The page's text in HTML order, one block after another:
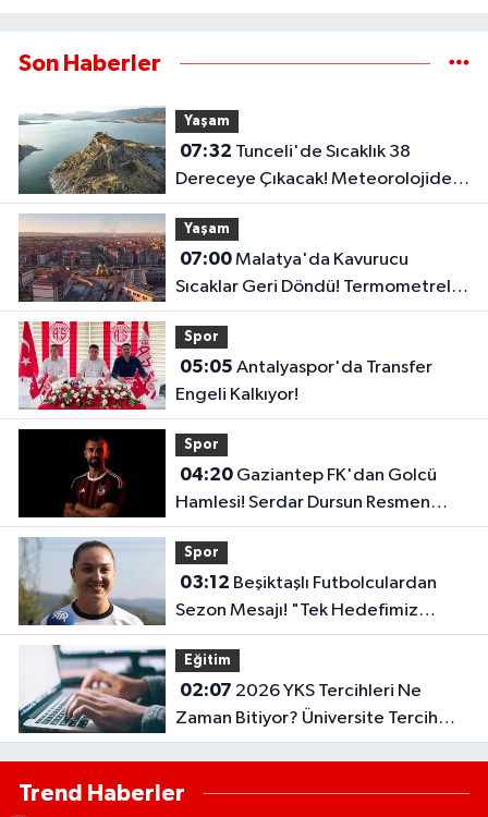
Son Haberler
Yaşam
07:32
Dereceye Çıkacak! Meteorolojiden
Yeni Tahmin
Yaşam
07:00Malatya'da Kavurucu
Sıcaklar Geri Döndü! Termometreler
39 Dereceyi Gösterecek..
Spor
05:05
Engeli Kalkıyor!
Spor
04:20Gaziantep FK'dan Golcü
Hamlesi! Serdar Dursun Resmen
İmzayı Attı!
Spor
03:12
Sezon Mesajı! "Tek Hedefimiz
Şampiyonluk"
Eğitim
02:07
Zaman Bitiyor? Üniversite Tercih
Sonuçları Açıklandı Mı?
Trend Haberler